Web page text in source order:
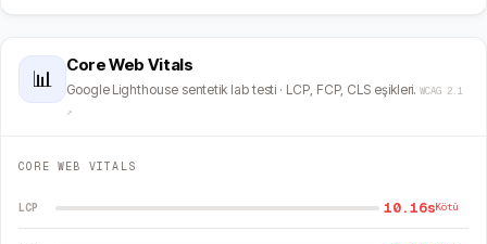
📊
Core Web Vitals
Google Lighthouse sentetik lab testi · LCP, FCP, CLS eşikleri. WCAG 2.1
↗
CORE WEB VITALS
LCP 10.16sKötü